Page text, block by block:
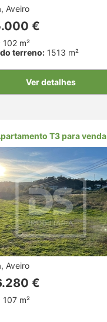
Aveiro
€
102 m²
terreno:1513 m²
Ver detalhes
T3 para venda
Aveiro
€
107 m²